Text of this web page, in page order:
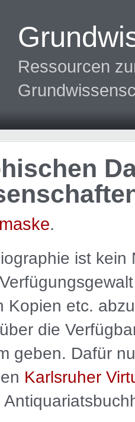
Ressourcen
.
ist kein
Kopien etc.
die
geben. Dafür
Karlsruher